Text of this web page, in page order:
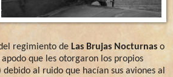
regimiento de Las Brujas Nocturnas o
apodo que les otorgaron los propios
al ruido que hacían sus aviones al